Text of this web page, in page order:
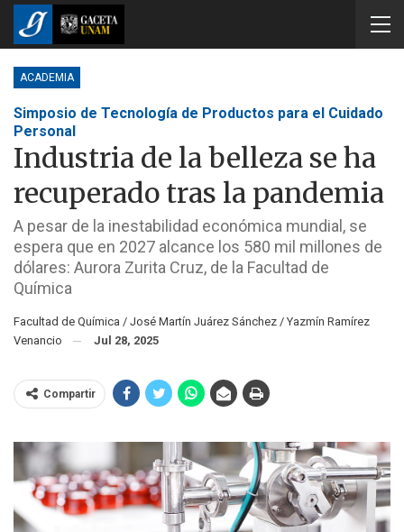
ACADEMIA
Simposio de Tecnología de Productos para el Cuidado
Personal
Industria de la belleza se ha
recuperado tras la pandemia
A pesar de la inestabilidad económica mundial, se
espera que en 2027 alcance los 580 mil millones de
dólares: Aurora Zurita Cruz, de la Facultad de
Química
Facultad de Química / José Martín Juárez Sánchez / Yazmín Ramírez
Venancio
Jul 28, 2025
Compartir